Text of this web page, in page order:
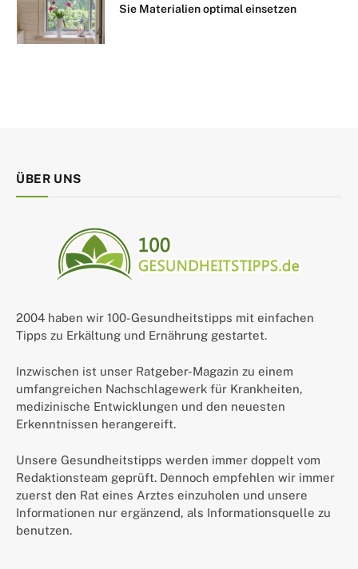
Sie Materialien optimal einsetzen
ÜBER UNS
2004 haben wir 100-Gesundheitstipps mit einfachen
Tipps zu Erkältung und Ernährung gestartet.
Inzwischen ist unser Ratgeber-Magazin zu einem
umfangreichen Nachschlagewerk für Krankheiten,
medizinische Entwicklungen und den neuesten
Erkenntnissen herangereift.
Unsere Gesundheitstipps werden immer doppelt vom
Redaktionsteam geprüft. Dennoch empfehlen wir immer
zuerst den Rat eines Arztes einzuholen und unsere
Informationen nur ergänzend, als Informationsquelle zu
benutzen.